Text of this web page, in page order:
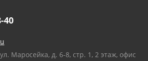
40
Маросейка, д. 6-8, стр. 1, 2 этаж, офис